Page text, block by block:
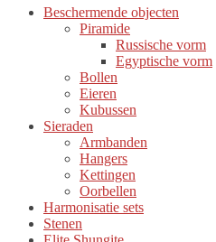
Beschermende objecten
Piramide
Russische vorm
Egyptische vorm
Bollen
Eieren
Kubussen
Sieraden
Armbanden
Hangers
Kettingen
Oorbellen
Harmonisatie sets
Stenen